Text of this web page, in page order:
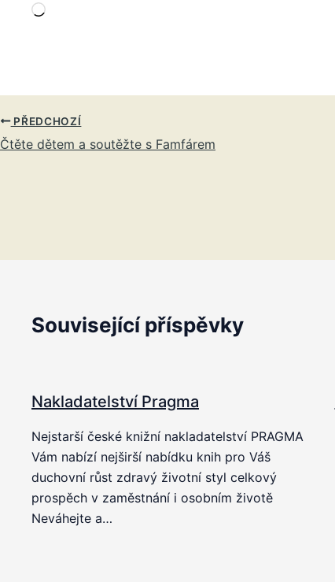
Načítání…
PŘEDCHOZÍ
Čtěte dětem a soutěžte s Famfárem
Související příspěvky
Nakladatelství Pragma
Nejstarší české knižní nakladatelství PRAGMA
Vám nabízí nejširší nabídku knih pro Váš
duchovní růst zdravý životní styl celkový
prospěch v zaměstnání i osobním životě
Neváhejte a…